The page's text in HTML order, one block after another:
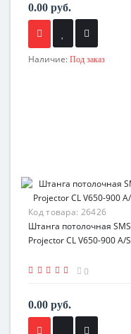
0.00 руб.
Наличие: Под заказ
Код товара: 26426
Штанга потолочная SMS
Projector CL V650-900 A/S
0
0.00 руб.